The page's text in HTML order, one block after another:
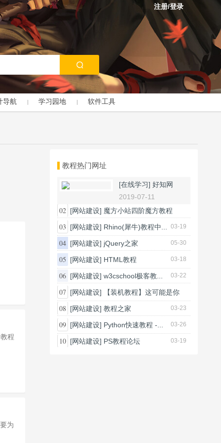
注册/登录
导航 学习园地 软件工具
为
教程热门网址
[在线学习] 好知网
2019-07-11
02 [网站建设] 魔方小站四阶魔方教程
03-20
03 [网站建设] Rhino(犀牛)教程中... 03-19
04 [网站建设] jQuery之家 05-30
05 [网站建设] HTML教程 03-18
06 [网站建设] w3cschool极客教... 03-22
07 [网站建设]
【装机教程】这可能是你
能...
03-24
08 [网站建设] 教程之家 03-23
09 [网站建设] Python快速教程 -... 03-26
10 [网站建设] PS教程论坛 03-19